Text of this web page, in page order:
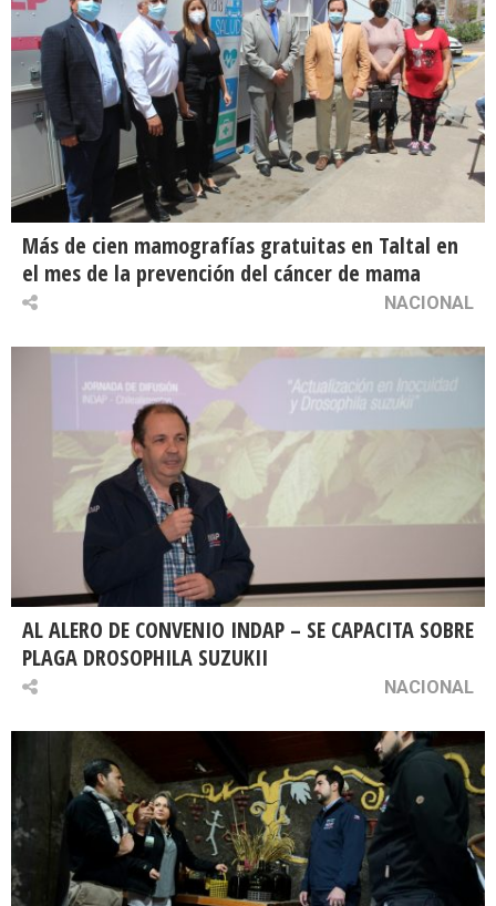
Más de cien mamografías gratuitas en Taltal en
el mes de la prevención del cáncer de mama
NACIONAL
AL ALERO DE CONVENIO INDAP – SE CAPACITA SOBRE
PLAGA DROSOPHILA SUZUKII
NACIONAL